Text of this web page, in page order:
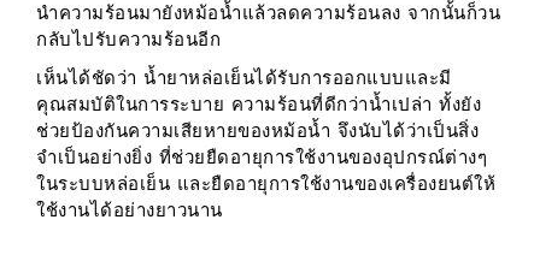
นำความร้อนมายังหม้อนํ้าแล้วลดความร้อนลง จากนั้นก็วน
กลับไปรับความร้อนอีก
เห็นได้ชัดว่า นํ้ายาหล่อเย็นได้รับการออกแบบและมี
คุณสมบัติในการระบาย ความร้อนที่ดีกว่านํ้าเปล่า ทั้งยัง
ช่วยป้องกันความเสียหายของหม้อนํ้า จึงนับได้ว่าเป็นสิ่ง
จำเป็นอย่างยิ่ง ที่ช่วยยืดอายุการใช้งานของอุปกรณ์ต่างๆ
ในระบบหล่อเย็น และยืดอายุการใช้งานของเครื่องยนต์ให้
ใช้งานได้อย่างยาวนาน